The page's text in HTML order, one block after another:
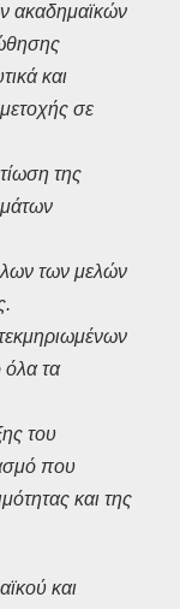
ακαδημαϊκών
και
σε
της
των μελών
τα
του
που
και της
και